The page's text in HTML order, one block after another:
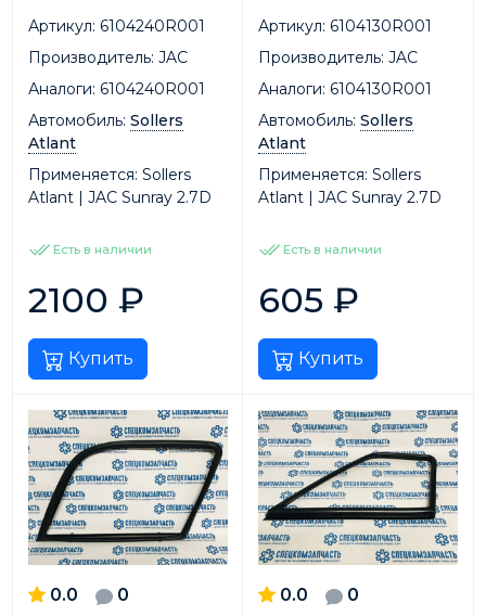
Артикул: 6104240R001
Производитель: JAC
Аналоги: 6104240R001
Автомобиль: Sollers
Atlant
Применяется: Sollers
Atlant | JAC Sunray 2.7D
Есть в наличии
2100 ₽
Купить
Артикул: 6104130R001
Производитель: JAC
Аналоги: 6104130R001
Автомобиль: Sollers
Atlant
Применяется: Sollers
Atlant | JAC Sunray 2.7D
Есть в наличии
605 ₽
Купить
0.0
0
0.0
0